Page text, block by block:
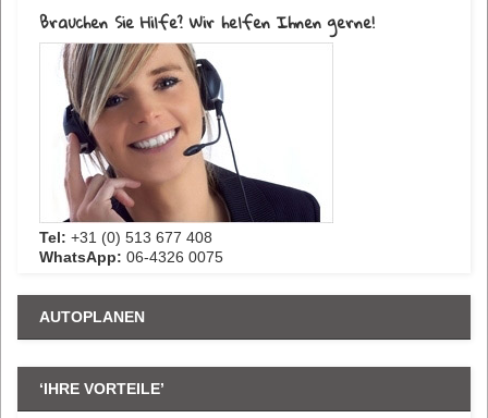
Brauchen Sie Hilfe? Wir helfen Ihnen gerne!
Tel: +31 (0) 513 677 408
WhatsApp: 06-4326 0075
AUTOPLANEN
‘IHRE VORTEILE’